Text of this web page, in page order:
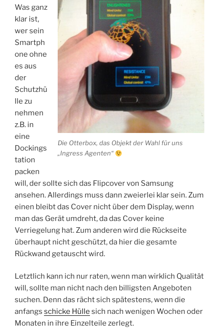
Die Otterbox, das Objekt der Wahl für uns
„Ingress Agenten“
Was ganz
klar ist,
wer sein
Smartph
one ohne
es aus
der
Schutzhü
lle zu
nehmen
z.B. in
eine
Dockings
tation
packen
will, der sollte sich das Flipcover von Samsung
ansehen. Allerdings muss dann zweierlei klar sein. Zum
einen bleibt das Cover nicht über dem Display, wenn
man das Gerät umdreht, da das Cover keine
Verriegelung hat. Zum anderen wird die Rückseite
überhaupt nicht geschützt, da hier die gesamte
Rückwand getauscht wird.
Letztlich kann ich nur raten, wenn man wirklich Qualität
will, sollte man nicht nach den billigsten Angeboten
suchen. Denn das rächt sich spätestens, wenn die
anfangs schicke Hülle sich nach wenigen Wochen oder
Monaten in ihre Einzelteile zerlegt.